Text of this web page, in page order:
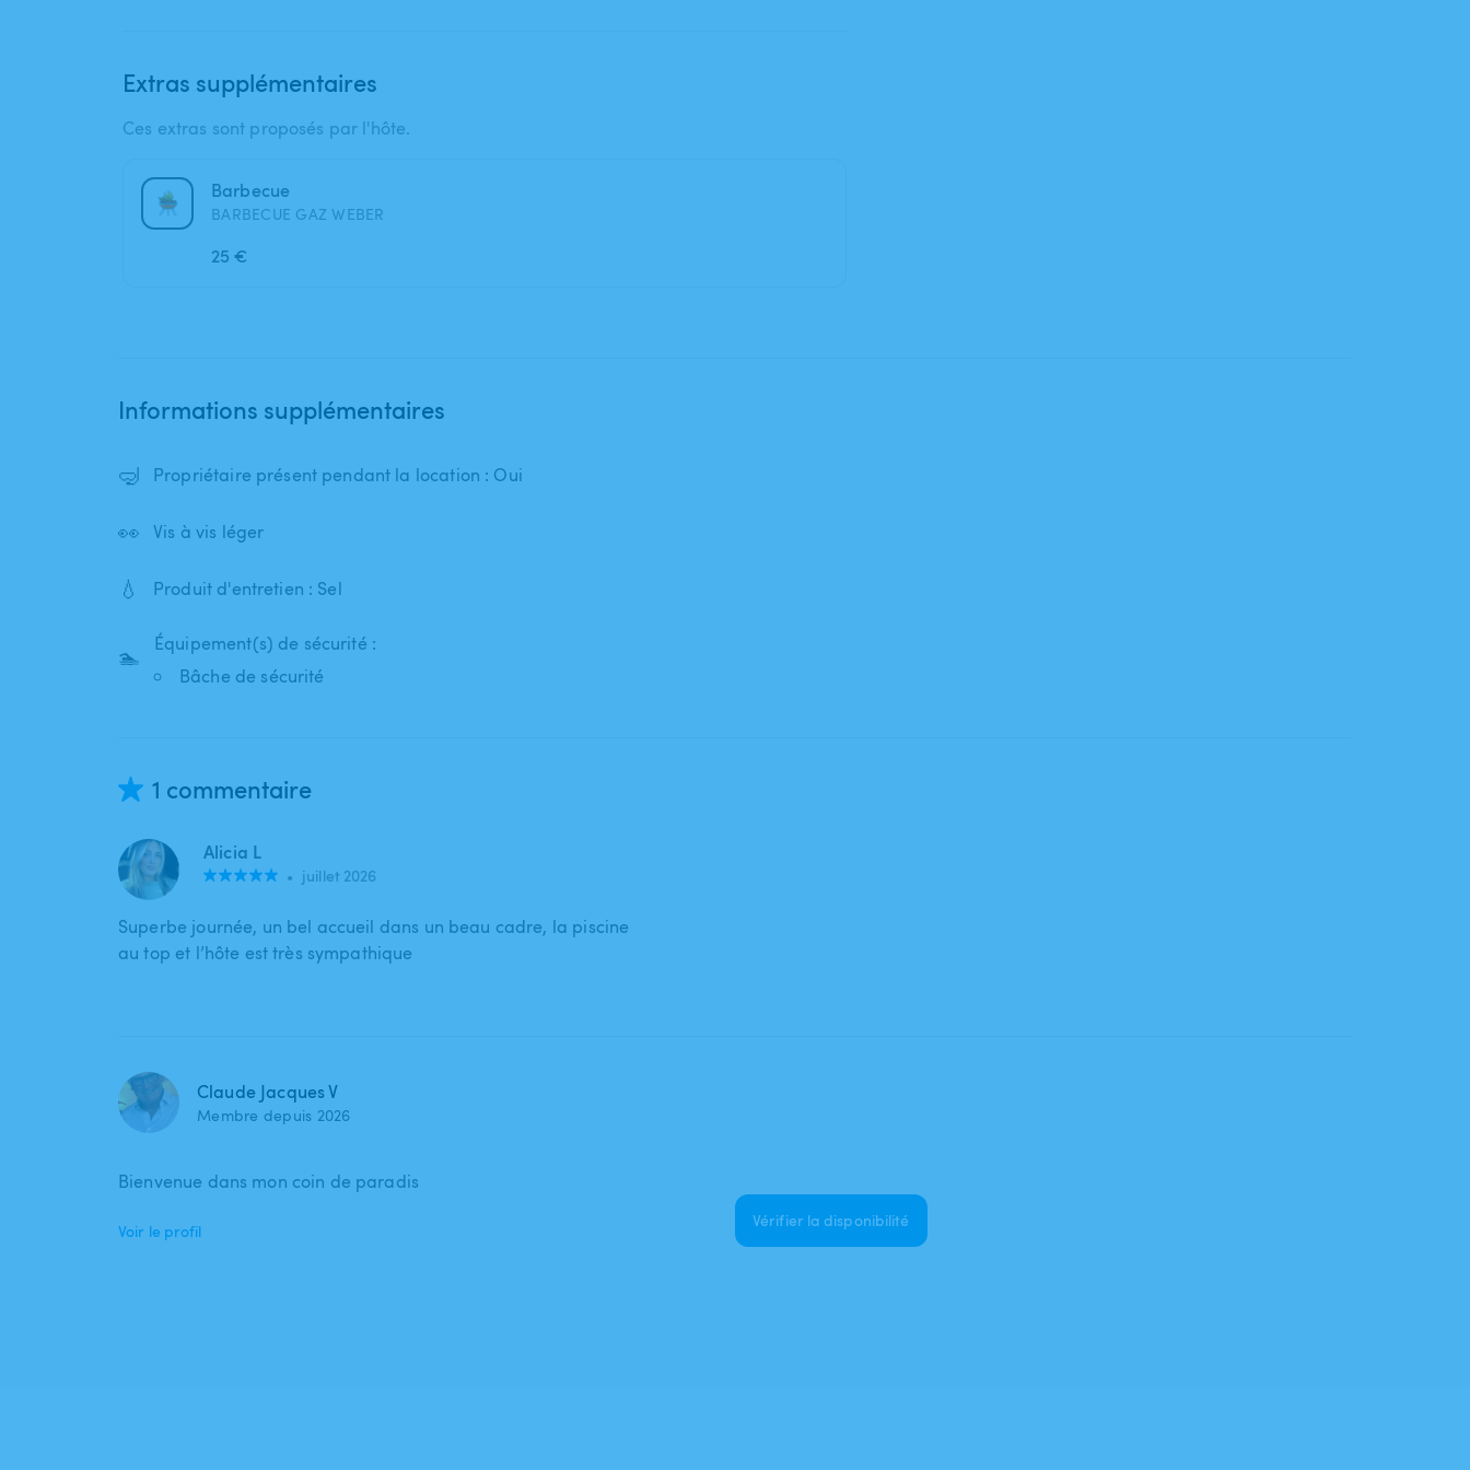
Extras supplémentaires
Ces extras sont proposés par l'hôte.
Barbecue
BARBECUE GAZ WEBER
25 €
Informations supplémentaires
🤿 Propriétaire présent pendant la location : Oui
👀 Vis à vis léger
💧 Produit d'entretien : Sel
🏊
Équipement(s) de sécurité :
Bâche de sécurité
1 commentaire
Alicia L
• juillet 2026
Superbe journée, un bel accueil dans un beau cadre, la piscine
au top et l’hôte est très sympathique
Claude Jacques V
Membre depuis 2026
Bienvenue dans mon coin de paradis
Voir le profil
Vérifier la disponibilité